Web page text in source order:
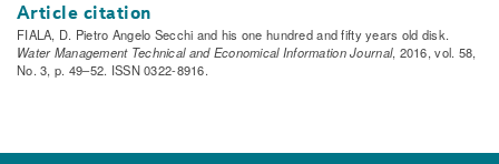
Article citation
FIALA, D. Pietro Angelo Secchi and his one hundred and fifty years old disk.
Water Management Technical and Economical Information Journal, 2016, vol. 58,
No. 3, p. 49–52. ISSN 0322-8916.